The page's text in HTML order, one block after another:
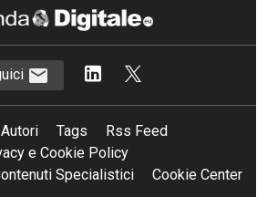
Autori Tags
Rss Feed
e Cookie Policy
Specialistici
Cookie Center